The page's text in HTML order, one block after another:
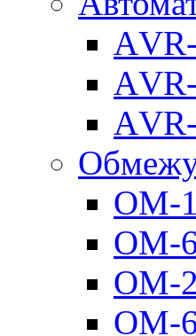
ОМ-1
ОМ-
ОМ-2
ОМ-